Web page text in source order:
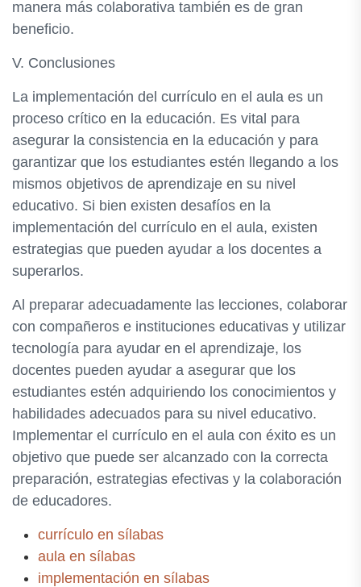
manera más colaborativa también es de gran
beneficio.
V. Conclusiones
La implementación del currículo en el aula es un
proceso crítico en la educación. Es vital para
asegurar la consistencia en la educación y para
garantizar que los estudiantes estén llegando a los
mismos objetivos de aprendizaje en su nivel
educativo. Si bien existen desafíos en la
implementación del currículo en el aula, existen
estrategias que pueden ayudar a los docentes a
superarlos.
Al preparar adecuadamente las lecciones, colaborar
con compañeros e instituciones educativas y utilizar
tecnología para ayudar en el aprendizaje, los
docentes pueden ayudar a asegurar que los
estudiantes estén adquiriendo los conocimientos y
habilidades adecuados para su nivel educativo.
Implementar el currículo en el aula con éxito es un
objetivo que puede ser alcanzado con la correcta
preparación, estrategias efectivas y la colaboración
de educadores.
currículo en sílabas
aula en sílabas
implementación en sílabas